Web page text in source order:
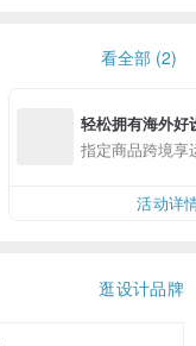
看全部 (2)
轻松拥有海外好
指定商品跨境享
活动详
逛设计品牌